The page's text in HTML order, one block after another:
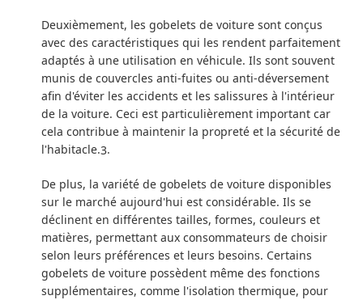
Deuxièmement, les gobelets de voiture sont conçus
avec des caractéristiques qui les rendent parfaitement
adaptés à une utilisation en véhicule. Ils sont souvent
munis de couvercles anti-fuites ou anti-déversement
afin d'éviter les accidents et les salissures à l'intérieur
de la voiture. Ceci est particulièrement important car
cela contribue à maintenir la propreté et la sécurité de
l'habitacle.3.
De plus, la variété de gobelets de voiture disponibles
sur le marché aujourd'hui est considérable. Ils se
déclinent en différentes tailles, formes, couleurs et
matières, permettant aux consommateurs de choisir
selon leurs préférences et leurs besoins. Certains
gobelets de voiture possèdent même des fonctions
supplémentaires, comme l'isolation thermique, pour